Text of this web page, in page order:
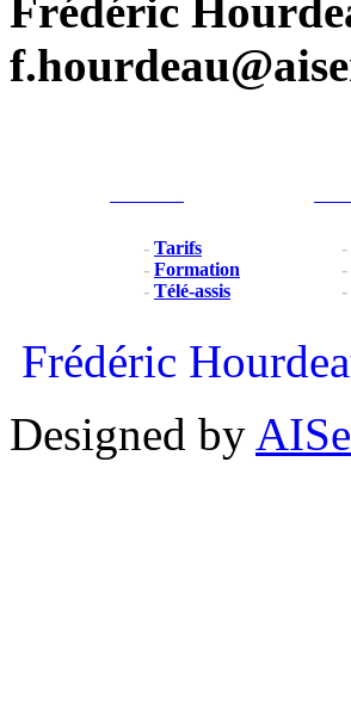
Frédéric
- Tarifs
- Formation
- Télé-assis
-
-
-
Frédéric
Designed by